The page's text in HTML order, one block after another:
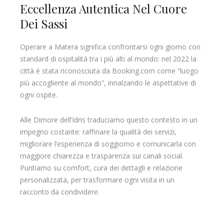
Eccellenza Autentica Nel Cuore
Dei Sassi
Operare a Matera significa confrontarsi ogni giorno con
standard di ospitalità tra i più alti al mondo: nel 2022 la
città è stata riconosciuta da Booking.com come “luogo
più accogliente al mondo”, innalzando le aspettative di
ogni ospite.
Alle Dimore dell’Idris traduciamo questo contesto in un
impegno costante: raffinare la qualità dei servizi,
migliorare l’esperienza di soggiorno e comunicarla con
maggiore chiarezza e trasparenza sui canali social.
Puntiamo su comfort, cura dei dettagli e relazione
personalizzata, per trasformare ogni visita in un
racconto da condividere.